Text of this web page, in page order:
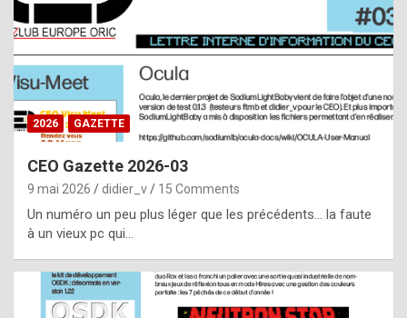
t
a
s
i
e
f
o
m
2026 GAZETTE
CEO Gazette 2026-03
9 mai 2026 didier_v 15 Comments
Un numéro un peu plus léger que les précédents… la faute
à un vieux pc qui…